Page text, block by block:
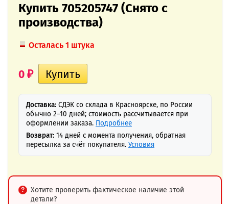
Купить 705205747 (Снято с
производства)
Осталась 1 штука
0 ₽
Доставка: СДЭК со склада в Красноярске, по России
обычно 2–10 дней; стоимость рассчитывается при
оформлении заказа. Подробнее
Возврат: 14 дней с момента получения, обратная
пересылка за счёт покупателя. Условия
Хотите проверить фактическое наличие этой
детали?